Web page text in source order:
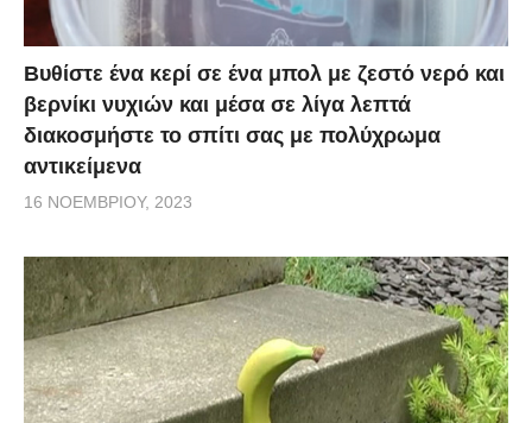
Βυθίστε ένα κερί σε ένα μπολ με ζεστό νερό και
βερνίκι νυχιών και μέσα σε λίγα λεπτά
διακοσμήστε το σπίτι σας με πολύχρωμα
αντικείμενα
16 ΝΟΕΜΒΡΊΟΥ, 2023